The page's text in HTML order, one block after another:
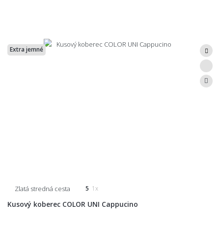
Extra jemné
Zlatá stredná cesta 5 1x
Kusový koberec COLOR UNI Cappucino